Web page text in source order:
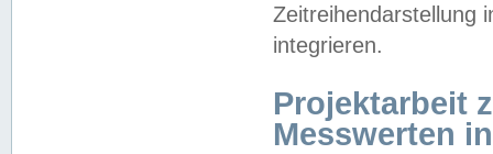
Zeitreihendarstellung
integrieren.
Projektarbeit
Messwerten